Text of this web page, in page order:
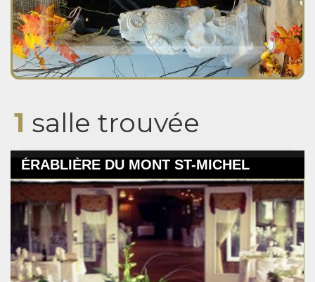
1 salle trouvée
ÉRABLIÈRE DU MONT ST-MICHEL